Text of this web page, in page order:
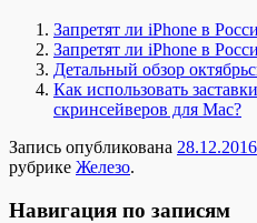
Запретят ли iPhone в
Запретят ли iPhone в
Детальный обзор
Как использовать
скринсейверов для Mac?
Запись опубликована 28.12.2016
рубрике Железо.
Навигация по записям